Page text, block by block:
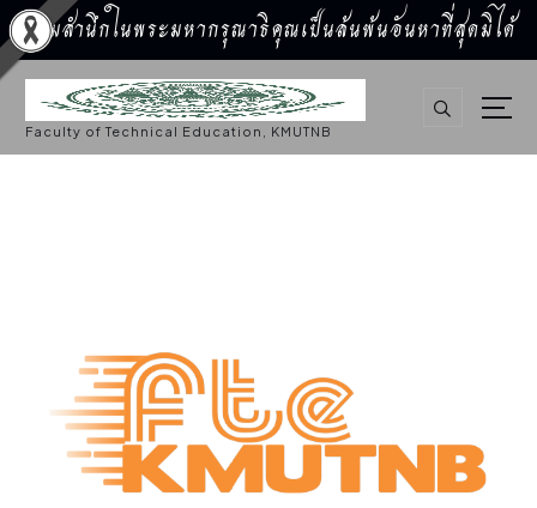
น้อมสำนึกในพระมหากรุณาธิคุณเป็นล้นพ้นอันหาที่สุดมิได้
S
k
o
Faculty of Technical Education, KMUTNB